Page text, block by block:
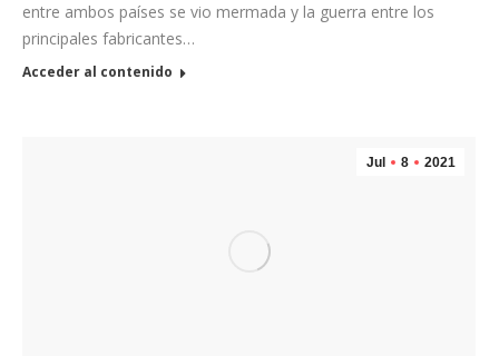
entre ambos países se vio mermada y la guerra entre los
principales fabricantes…
Acceder al contenido
Jul 8 2021